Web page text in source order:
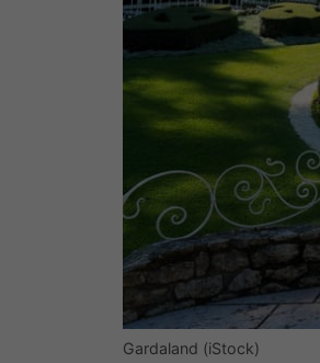
Gardaland (iStock)